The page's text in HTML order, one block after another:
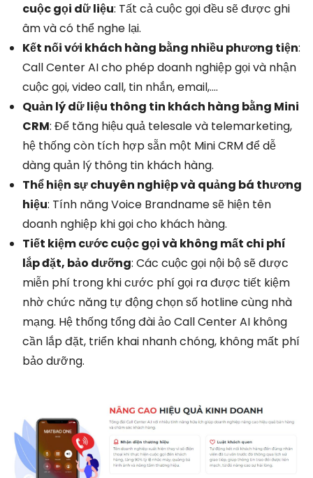
cuộc gọi dữ liệu: Tất cả cuộc gọi đều sẽ được ghi
âm và có thể nghe lại.
Kết nối với khách hàng bằng nhiều phương tiện:
Call Center AI cho phép doanh nghiệp gọi và nhận
cuộc gọi, video call, tin nhắn, email,….
Quản lý dữ liệu thông tin khách hàng bằng Mini
CRM: Để tăng hiệu quả telesale và telemarketing,
hệ thống còn tích hợp sẵn một Mini CRM để dễ
dàng quản lý thông tin khách hàng.
Thể hiện sự chuyên nghiệp và quảng bá thương
hiệu: Tính năng Voice Brandname sẽ hiện tên
doanh nghiệp khi gọi cho khách hàng.
Tiết kiệm cước cuộc gọi và không mất chi phí
lắp đặt, bảo dưỡng: Các cuộc gọi nội bộ sẽ được
miễn phí trong khi cước phí gọi ra được tiết kiệm
nhờ chức năng tự động chọn số hotline cùng nhà
mạng. Hệ thống tổng đài ảo Call Center AI không
cần lắp đặt, triển khai nhanh chóng, không mất phí
bảo dưỡng.